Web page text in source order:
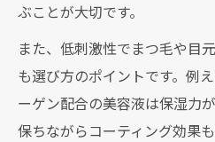
ぶことが大切です。
また、低刺激性でまつ毛や目
も選び方のポイントです。例
ーゲン配合の美容液は保湿力
保ちながらコーティング効果